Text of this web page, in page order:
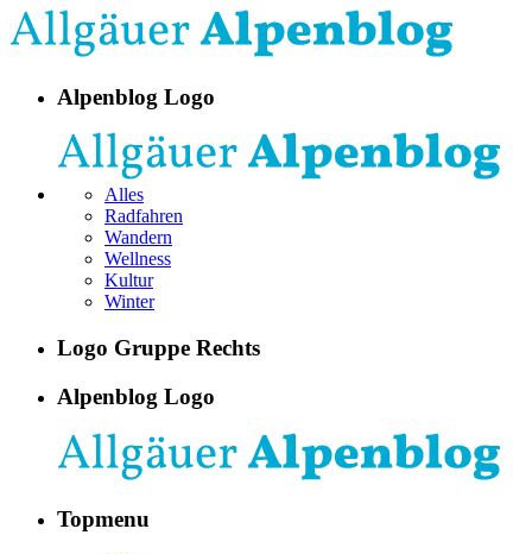
Alpenblog Logo
Alles
Radfahren
Wandern
Wellness
Kultur
Winter
Logo Gruppe Rechts
Alpenblog Logo
Topmenu